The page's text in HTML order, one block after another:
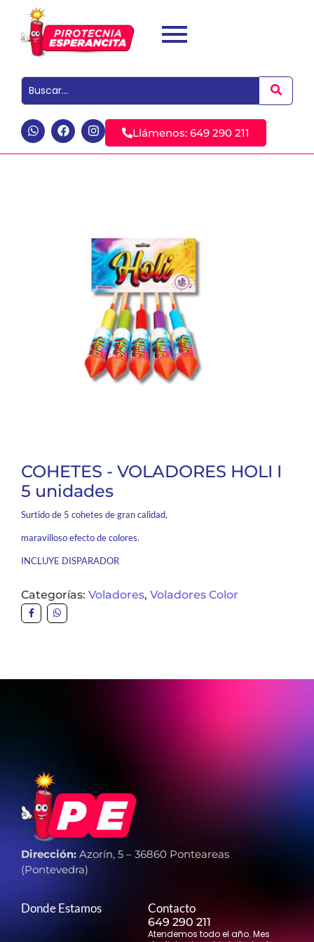
Llámenos: 649 290 211
COHETES - VOLADORES HOLI I
5 unidades
Surtido de 5 cohetes de gran calidad,
maravilloso efecto de colores.
INCLUYE DISPARADOR
Categorías: Voladores, Voladores Color
Dirección: Azorín, 5 – 36860 Ponteareas
(Pontevedra)
Donde Estamos Contacto
649 290 211
Atendemos todo el año. Mes